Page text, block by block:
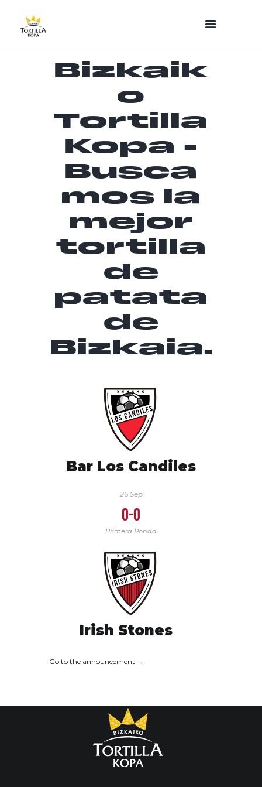
Bizkaik
o
Tortilla
Kopa -
Busca
mos la
mejor
tortilla
de
patata
de
Bizkaia.
Bar Los Candiles
26 Sep
0-0
Primera Ronda
Irish Stones
Go to the announcement →